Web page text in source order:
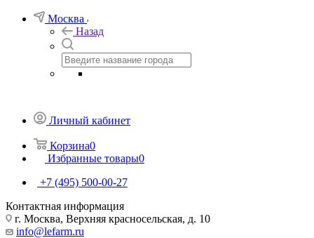
Москва
Назад
Личный кабинет
Корзина0
Избранные товары0
+7 (495) 500-00-27
Контактная информация
г. Москва, Верхняя красносельская, д. 10
info@lefarm.ru